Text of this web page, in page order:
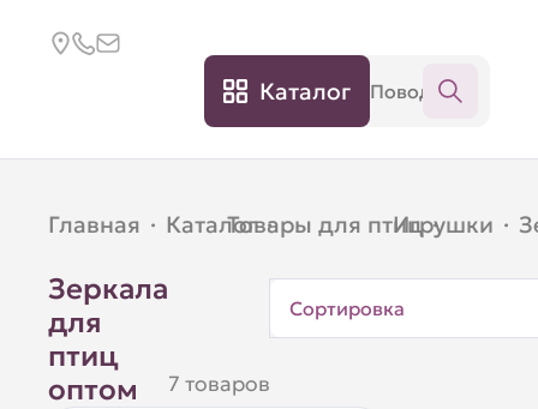
Каталог
Главная · Каталог ·
Товары для птиц ·
Игрушки ·
Зеркала
для
птиц
оптом
7 товаров
Сортировка